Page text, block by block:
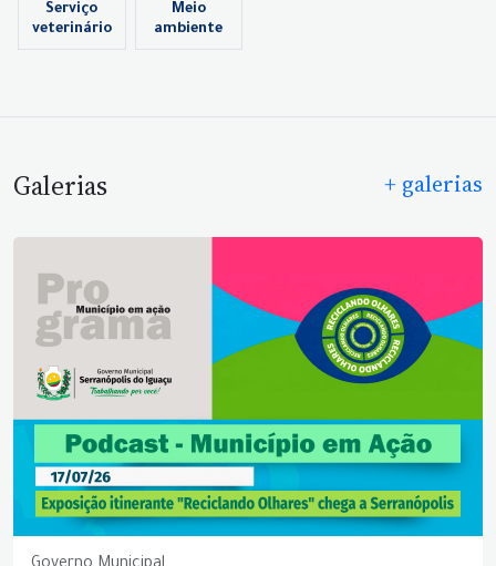
Serviço
veterinário
Meio
ambiente
Galerias + galerias